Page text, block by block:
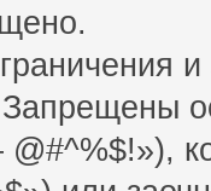
и
@#^%$!»),